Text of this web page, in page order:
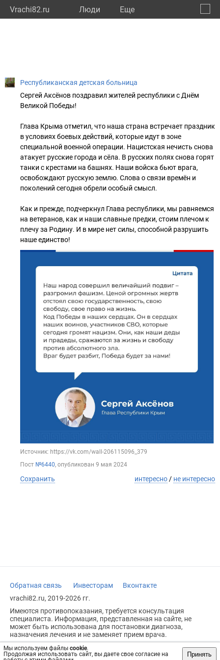
Vrachi82.ru Люди Eще
Мы используем файлы cookie.
Продолжая использовать сайт, вы даете свое согласие на
Принять
Республиканская детская больница
Сергей Аксёнов поздравил жителей республики с Днём
Великой Победы!
Глава Крыма отметил, что наша страна встречает праздник
в условиях боевых действий, которые идут в зоне
специальной военной операции. Нацистская нечисть снова
атакует русские города и сёла. В русских полях снова горят
танки с крестами на башнях. Наши войска бьют врага,
освобождают русскую землю. Слова о связи времён и
поколений сегодня обрели особый смысл.
Как и прежде, подчеркнул Глава республики, мы равняемся
на ветеранов, как и наши славные предки, стоим плечом к
плечу за Родину. И в мире нет силы, способной разрушить
наше единство!
Источник: https://vk.com/wall-206115096_379
Пост №6440, опубликован 9 мая 2024
Сохранить интересно / не интересно
Обратная связь Инвесторам
Вконтакте
vrachi82.ru, 2019-2026 гг.
Имеются противопоказания, требуется консультация
специалиста. Информация, представленная на сайте, не
может быть использована для постановки диагноза,
назначения лечения и не заменяет прием врача.
Возрастное ограничение: 18+